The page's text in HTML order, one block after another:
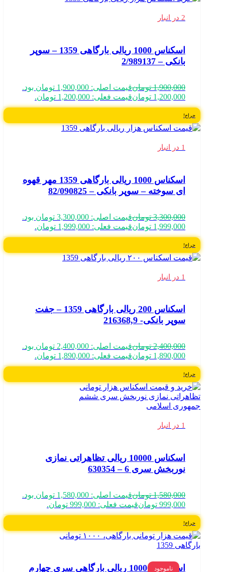
2 در انبار
اسکناس 1000 ریالی بارگاهی 1359 – سوپر
بانکی – 2/989137
1,900,000 تومانقیمت اصلی: 1,900,000 تومان بود.
1,200,000 تومانقیمت فعلی: 1,200,000 تومان.
حراج!
1 در انبار
اسکناس 1000 ریالی بارگاهی 1359 مهر قهوه
ای سوخته – سوپر بانکی – 82/090825
3,300,000 تومانقیمت اصلی: 3,300,000 تومان بود.
1,999,000 تومانقیمت فعلی: 1,999,000 تومان.
حراج!
1 در انبار
اسکناس 200 ریالی بارگاهی 1359 – جفت
سوپر بانکی- 216368,9
2,400,000 تومانقیمت اصلی: 2,400,000 تومان بود.
1,890,000 تومانقیمت فعلی: 1,890,000 تومان.
حراج!
1 در انبار
اسکناس 10000 ریالی تظاهراتی نمازی
نوربخش سری 6 – 630354
1,580,000 تومانقیمت اصلی: 1,580,000 تومان بود.
999,000 تومانقیمت فعلی: 999,000 تومان.
حراج!
ناموجود
اسکناس 10000 ریالی بارگاهی سری چهارم